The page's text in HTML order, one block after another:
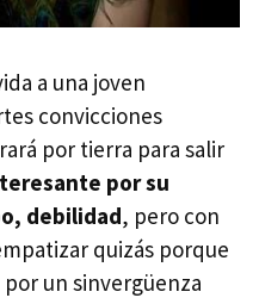
a una joven
convicciones
por tierra para salir
por su
debilidad, pero con
quizás porque
un sinvergüenza